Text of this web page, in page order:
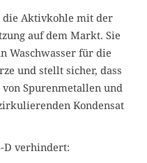
die Aktivkohle mit der
auf dem Markt. Sie
Waschwasser für die
und stellt sicher, dass
Spurenmetallen und
Kondensat
D verhindert: